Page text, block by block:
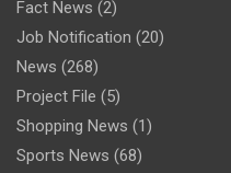
Fact News (2)
Job Notification (20)
News (268)
Project File (5)
Shopping News (1)
Sports News (68)